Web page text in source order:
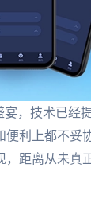
，技术已经
利上都不妥
距离从未真